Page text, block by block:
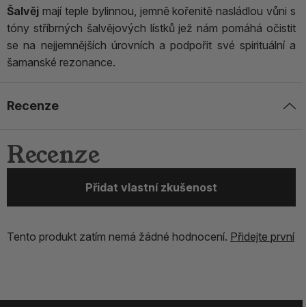
Šalvěj mají teple bylinnou, jemně kořenitě nasládlou vůni s
tóny stříbrných šalvějových lístků jež nám pomáhá očistit
se na nejjemnějších úrovních a podpořit své spirituální a
šamanské rezonance.
Recenze
Recenze
Přidat vlastní zkušenost
Tento produkt zatím nemá žádné hodnocení. Přidejte první